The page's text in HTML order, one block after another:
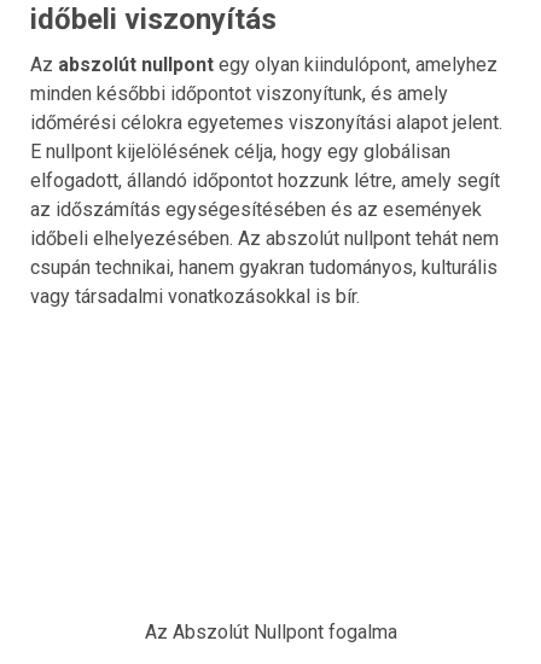
időbeli viszonyítás
Az abszolút nullpont egy olyan kiindulópont, amelyhez
minden későbbi időpontot viszonyítunk, és amely
időmérési célokra egyetemes viszonyítási alapot jelent.
E nullpont kijelölésének célja, hogy egy globálisan
elfogadott, állandó időpontot hozzunk létre, amely segít
az időszámítás egységesítésében és az események
időbeli elhelyezésében. Az abszolút nullpont tehát nem
csupán technikai, hanem gyakran tudományos, kulturális
vagy társadalmi vonatkozásokkal is bír.
Az Abszolút Nullpont fogalma